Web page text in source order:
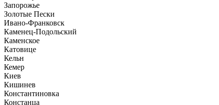
Запорожье
Золотые Пески
Ивано-Франковск
Каменец-Подольский
Каменское
Катовице
Кельн
Кемер
Киев
Кишинев
Константиновка
Констанца